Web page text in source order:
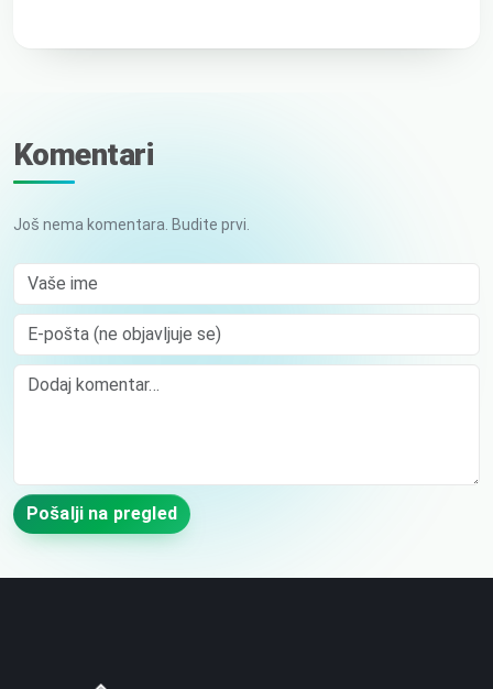
Komentari
Još nema komentara. Budite prvi.
Vaše ime
E-pošta (ne objavljuje se)
Comment
Pošalji na pregled